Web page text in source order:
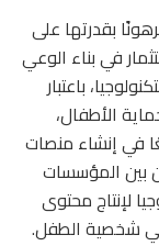
بقدرتها على
في بناء الوعي
باعتبار
الأطفال،
في إنشاء منصات
بين المؤسسات
لإنتاج محتوى
شخصية الطفل.